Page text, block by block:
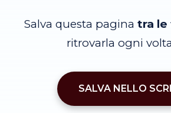
Salva questa pagina tra
ritrovarla ogni
SALVA NELLO